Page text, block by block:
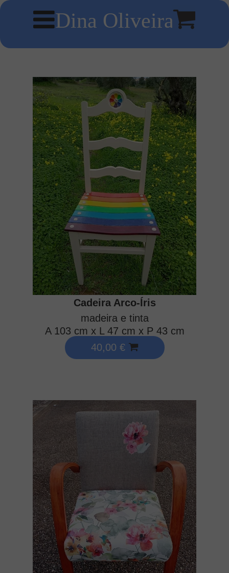
Dina Oliveira
40,00 €
Cadeira Arco-Íris
madeira e tinta
A 103 cm x L 47 cm x P 43 cm